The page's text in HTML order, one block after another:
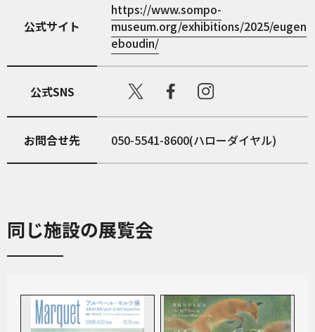
公式サイト
https://www.sompo-
museum.org/exhibitions/2025/eugen
eboudin/
公式SNS
お問合せ先 050-5541-8600(ハローダイヤル)
同じ施設の展覧会